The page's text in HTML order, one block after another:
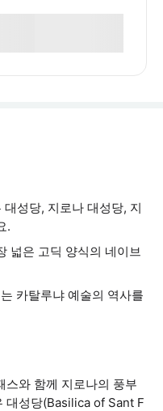
성당, 지로나 대성당, 지
.
넓은 고딕 양식의 네이브
카탈루냐 예술의 역사를
와 함께 지로나의 풍부
대성당(Basilica of Sant F